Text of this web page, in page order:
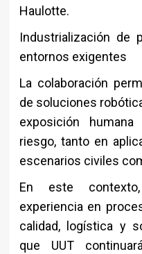
Haulotte.
Industrialización de
entornos exigentes
La colaboración
de soluciones
exposición
riesgo, tanto en
escenarios civiles
En este
experiencia en
calidad, logística y
que UUT